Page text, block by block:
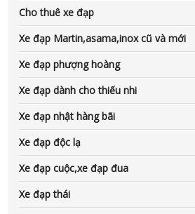
Cho thuê xe đạp
Xe đạp Martin,asama,inox cũ và mới
Xe đạp phượng hoàng
Xe đạp dành cho thiếu nhi
Xe đạp nhật hàng bãi
Xe đạp độc lạ
Xe đạp cuộc,xe đạp đua
Xe đạp thái